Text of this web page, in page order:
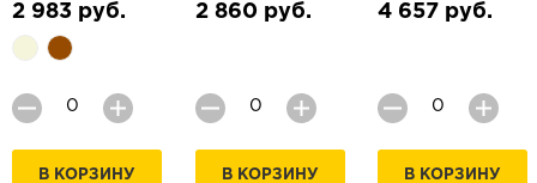
2 983 руб.
В КОРЗИНУ
2 860 руб.
В КОРЗИНУ
4 657 руб.
В КОРЗИНУ